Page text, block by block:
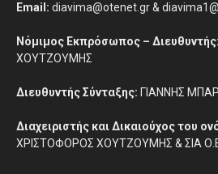
Email: diavima@otenet.gr &
Νόμιμος Εκπρόσωπος – Διευθυντής:
ΧΟΥΤΖΟΥΜΗΣ
Διευθυντής Σύνταξης: ΓΙΑΝΝΗΣ
Διαχειριστής και Δικαιούχος του
ΧΡΙΣΤΟΦΟΡΟΣ ΧΟΥΤΖΟΥΜΗΣ & ΣΙΑ